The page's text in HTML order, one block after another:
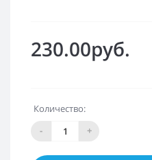
230.00руб.
Количество:
-
+